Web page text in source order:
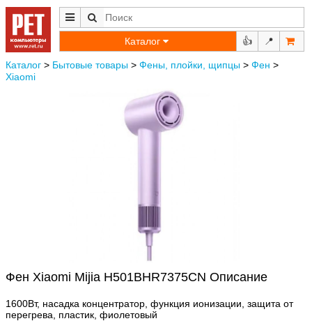
Каталог 👍 📍
Каталог > Бытовые товары > Фены, плойки, щипцы > Фен >
Xiaomi
Фен Xiaomi Mijia H501BHR7375CN Описание
1600Вт, насадка концентратор, функция ионизации, защита от
перегрева, пластик, фиолетовый